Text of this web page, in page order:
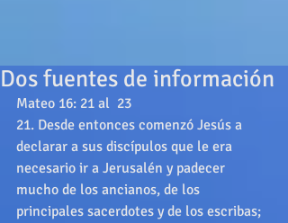
Dos fuentes de información
Mateo 16: 21 al  23
21. Desde entonces comenzó Jesús a
declarar a sus discípulos que le era
necesario ir a Jerusalén y padecer
mucho de los ancianos, de los
principales sacerdotes y de los escribas;